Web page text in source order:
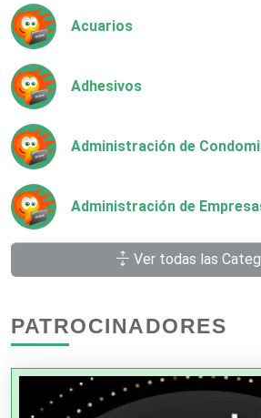
Acuarios
Adhesivos
Administración de
Administración de
Agencias Aduanales
Agencias de Autos
Agencias de Cobranza
Ver todas las
PATROCINADORES